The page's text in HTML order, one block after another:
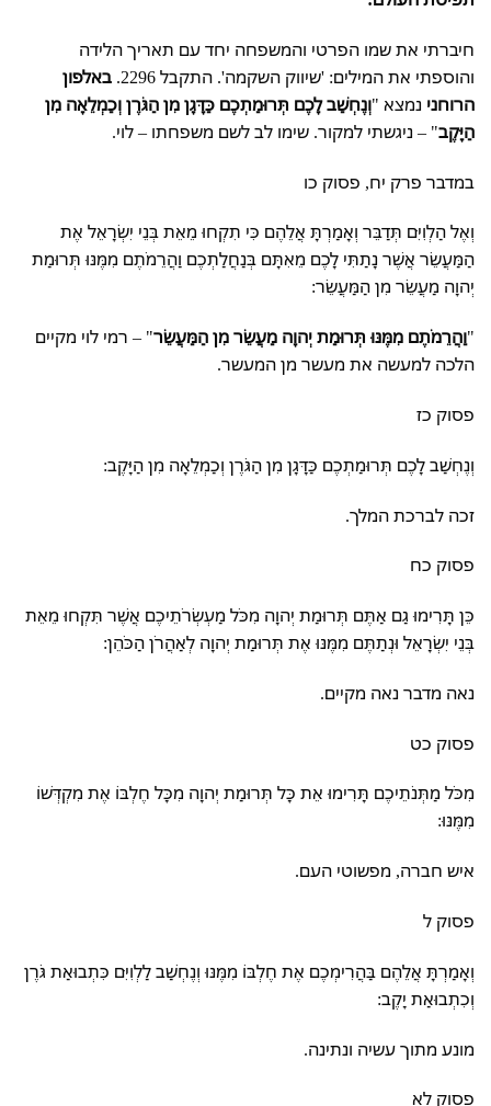
חיברתי את שמו הפרטי והמשפחה יחד עם תאריך הלידה
והוספתי את המילים: 'שיווק השקמה'. התקבל 2296.
באלפון
הרוחני נמצא "וְנֶחְשַׁב לָכֶם תְּרוּמַתְכֶם כַּדָּגָן מִן הַגֹּרֶן וְכַמְלֵאָה מִן
הַיָּקֶב" – ניגשתי למקור. שימו לב לשם משפחתו – לוי.
במדבר פרק יח, פסוק כו
וְאֶל הַלְוִיִּם תְּדַבֵּר וְאָמַרְתָּ אֲלֵהֶם כִּי תִקְחוּ מֵאֵת בְּנֵי יִשְׂרָאֵל אֶת
הַמַּעֲשֵׂר אֲשֶׁר נָתַתִּי לָכֶם מֵאִתָּם בְּנַחֲלַתְכֶם וַהֲרֵמֹתֶם מִמֶּנּוּ תְּרוּמַת
יְהוָה מַעֲשֵׂר מִן הַמַּעֲשֵׂר:
"וַהֲרֵמֹתֶם מִמֶּנּוּ תְּרוּמַת יְהוָה מַעֲשֵׂר מִן הַמַּעֲשֵׂר" – רמי לוי מקיים
הלכה למעשה את מעשר מן המעשר.
פסוק כז
וְנֶחְשַׁב לָכֶם תְּרוּמַתְכֶם כַּדָּגָן מִן הַגֹּרֶן וְכַמְלֵאָה מִן הַיָּקֶב:
זכה לברכת המלך.
פסוק כח
כֵּן תָּרִימוּ גַם אַתֶּם תְּרוּמַת יְהוָה מִכֹּל מַעְשְׂרֹתֵיכֶם אֲשֶׁר תִּקְחוּ מֵאֵת
בְּנֵי יִשְׂרָאֵל וּנְתַתֶּם מִמֶּנּוּ אֶת תְּרוּמַת יְהוָה לְאַהֲרֹן הַכֹּהֵן:
נאה מדבר נאה מקיים.
פסוק כט
מִכֹּל מַתְּנֹתֵיכֶם תָּרִימוּ אֵת כָּל תְּרוּמַת יְהוָה מִכָּל חֶלְבּוֹ אֶת מִקְדְּשׁוֹ
מִמֶּנּוּ:
איש חברה, מפשוטי העם.
פסוק ל
וְאָמַרְתָּ אֲלֵהֶם בַּהֲרִימְכֶם אֶת חֶלְבּוֹ מִמֶּנּוּ וְנֶחְשַׁב לַלְוִיִּם כִּתְבוּאַת גֹּרֶן
וְכִתְבוּאַת יָקֶב:
מונע מתוך עשיה ונתינה.
פסוק לא